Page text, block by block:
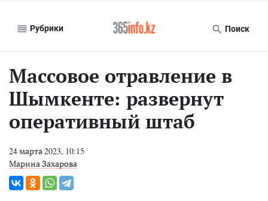
Рубрики Поиск
Массовое отравление в
Шымкенте: развернут
оперативный штаб
24 марта 2023, 10:15
Марина Захарова